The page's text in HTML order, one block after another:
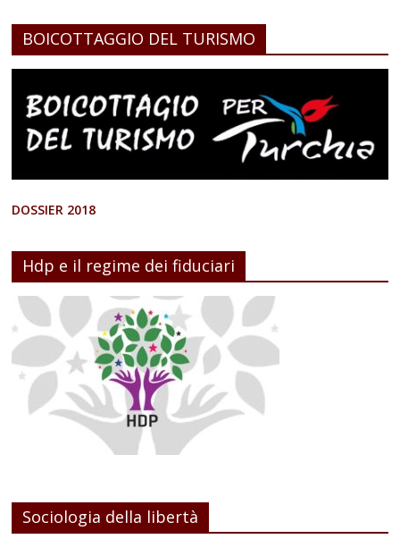
BOICOTTAGGIO DEL TURISMO
DOSSIER 2018
Hdp e il regime dei fiduciari
Sociologia della libertà